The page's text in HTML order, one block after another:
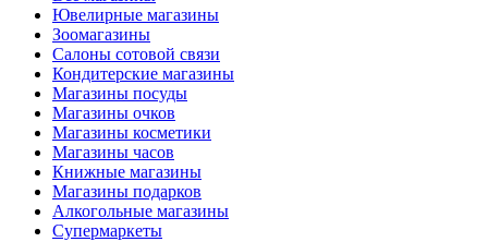
Ювелирные магазины
Зоомагазины
Салоны сотовой связи
Кондитерские магазины
Магазины посуды
Магазины очков
Магазины косметики
Магазины часов
Книжные магазины
Магазины подарков
Алкогольные магазины
Супермаркеты